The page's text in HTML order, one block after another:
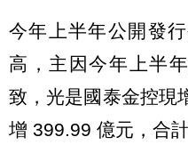
今年上半年公開發
高，主因今年上半
致，光是國泰金控現
增 399.99 億元，合